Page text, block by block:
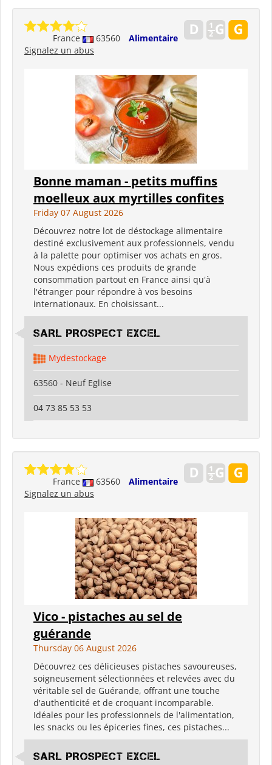
France 63560
Alimentaire
Signalez un abus
Bonne maman - petits muffins
moelleux aux myrtilles confites
Friday 07 August 2026
Découvrez notre lot de déstockage alimentaire
destiné exclusivement aux professionnels, vendu
à la palette pour optimiser vos achats en gros.
Nous expédions ces produits de grande
consommation partout en France ainsi qu'à
l'étranger pour répondre à vos besoins
internationaux. En choisissant...
SARL PROSPECT EXCEL
Mydestockage
63560 - Neuf Eglise
04 73 85 53 53
France 63560
Alimentaire
Signalez un abus
Vico - pistaches au sel de
guérande
Thursday 06 August 2026
Découvrez ces délicieuses pistaches savoureuses,
soigneusement sélectionnées et relevées avec du
véritable sel de Guérande, offrant une touche
d'authenticité et de croquant incomparable.
Idéales pour les professionnels de l'alimentation,
les snacks ou les épiceries fines, ces pistaches...
SARL PROSPECT EXCEL